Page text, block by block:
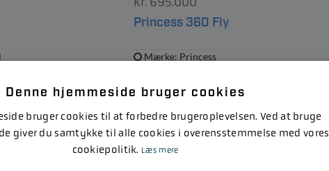
Princess 360 Fly
Mærke: Princess
Denne hjemmeside bruger cookies
bruger cookies til at forbedre brugeroplevelsen. Ved at bruge
giver du samtykke til alle cookies i overensstemmelse med vores
cookiepolitik. Læs mere